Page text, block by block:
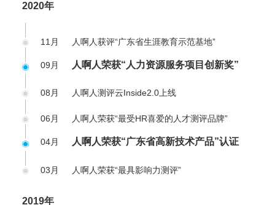
2020年
11月 人啊人获评“广东省生涯教育示范基地”
09月 人啊人荣获“人力资源服务项目创新奖”
08月 人啊人测评云Inside2.0上线
06月 人啊人荣获“最受HR喜爱的人才测评品牌”
04月 人啊人荣获“广东省高新技术产品”认证
03月 人啊人荣获“最具影响力测评”
2019年